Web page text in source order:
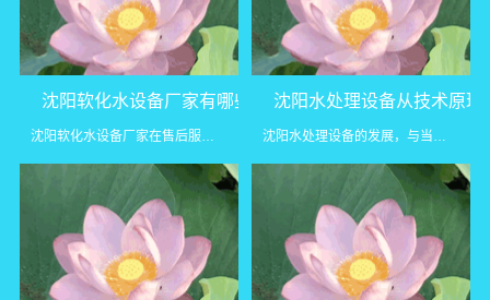
沈阳软化水设备厂家有哪些软化水设备安装优势
沈阳水处理设备从技术原